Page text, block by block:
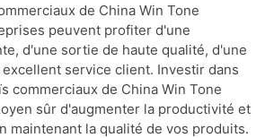
de China Win Tone
peuvent profiter d'une
d'une sortie de haute qualité, d'une
service client. Investir dans
commerciaux de China Win Tone
sûr d'augmenter la productivité et
maintenant la qualité de vos produits.